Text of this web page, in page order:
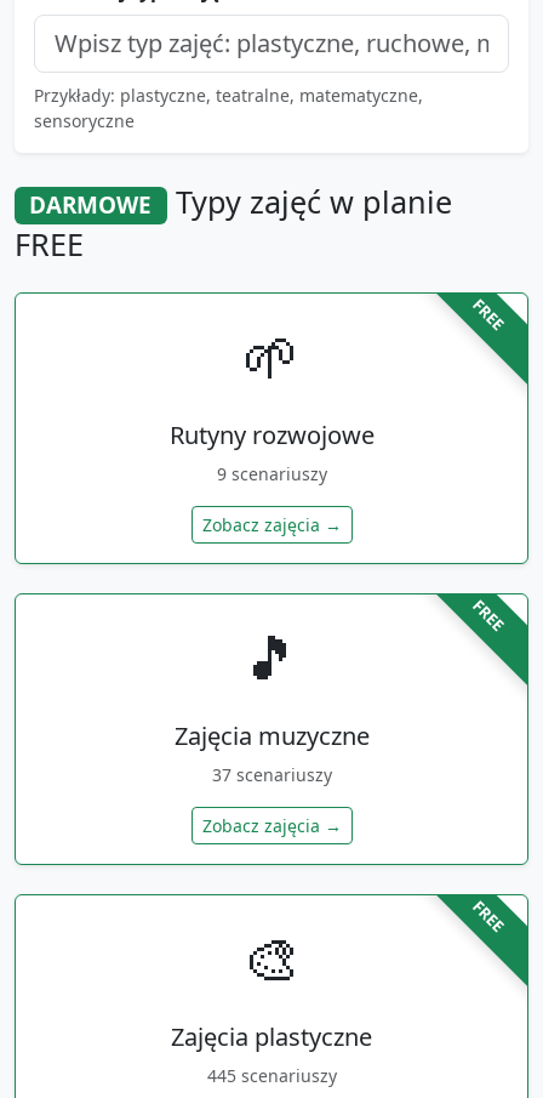
Przykłady: plastyczne, teatralne, matematyczne,
sensoryczne
DARMOWE Typy zajęć w planie
FREE
FREE
🌱
Rutyny rozwojowe
9scenariuszy
Zobacz zajęcia →
FREE
🎵
Zajęcia muzyczne
37scenariuszy
Zobacz zajęcia →
FREE
🎨
Zajęcia plastyczne
445scenariuszy